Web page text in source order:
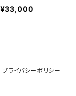
¥33,000
プライバシーポリシー